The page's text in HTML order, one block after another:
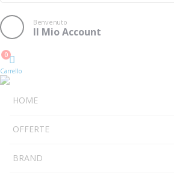
Benvenuto
Il Mio Account
Cart
0
Carrello
HOME
OFFERTE
BRAND